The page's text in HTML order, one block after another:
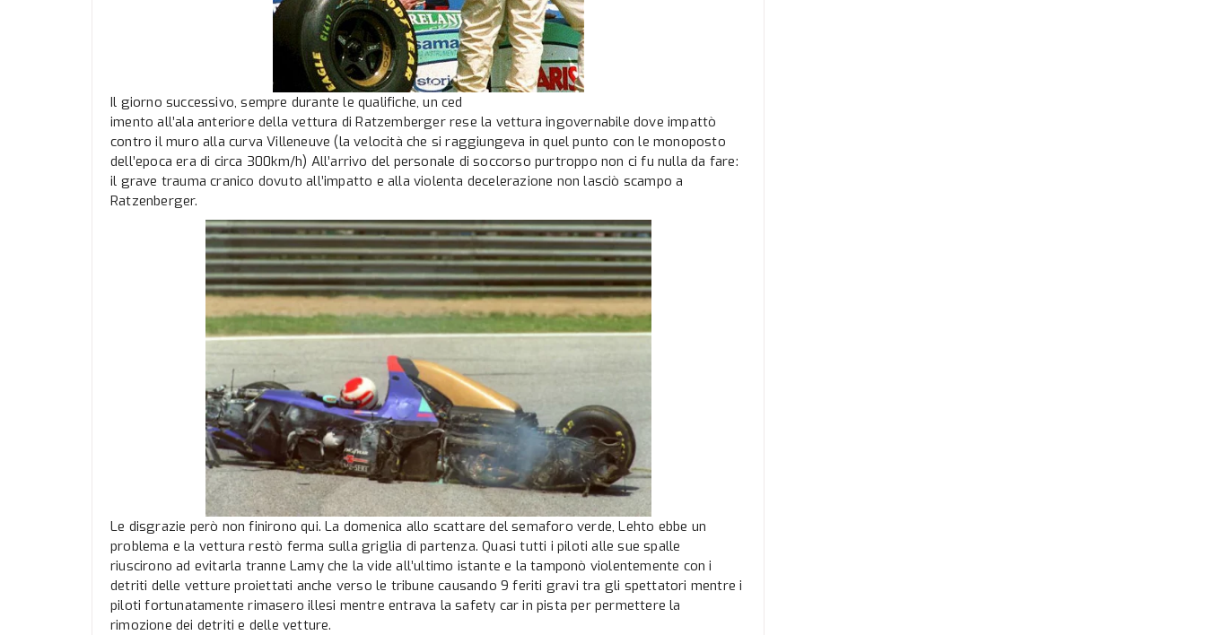
Il giorno successivo, sempre durante le qualifiche, un ced
imento all’ala anteriore della vettura di Ratzemberger rese la vettura ingovernabile dove impattò
contro il muro alla curva Villeneuve (la velocità che si raggiungeva in quel punto con le monoposto
dell’epoca era di circa 300km/h) All’arrivo del personale di soccorso purtroppo non ci fu nulla da fare:
il grave trauma cranico dovuto all’impatto e alla violenta decelerazione non lasciò scampo a
Ratzenberger.
Le disgrazie però non finirono qui. La domenica allo scattare del semaforo verde, Lehto ebbe un
problema e la vettura restò ferma sulla griglia di partenza. Quasi tutti i piloti alle sue spalle
riuscirono ad evitarla tranne Lamy che la vide all’ultimo istante e la tamponò violentemente con i
detriti delle vetture proiettati anche verso le tribune causando 9 feriti gravi tra gli spettatori mentre i
piloti fortunatamente rimasero illesi mentre entrava la safety car in pista per permettere la
rimozione dei detriti e delle vetture.